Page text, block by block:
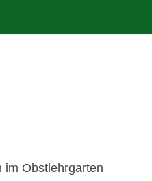
im Obstlehrgarten